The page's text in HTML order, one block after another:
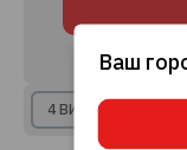
4 ВИДА РАССРОЧКИ
Ваш
нам